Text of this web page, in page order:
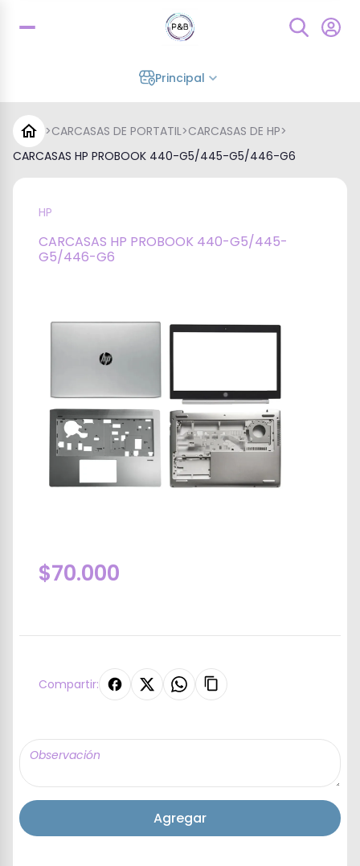
Principal
>CARCASAS DE PORTATIL>CARCASAS DE HP>
CARCASAS HP PROBOOK 440-G5/445-G5/446-G6
HP
CARCASAS HP PROBOOK 440-G5/445-
G5/446-G6
$70.000
Compartir:
Agregar